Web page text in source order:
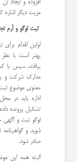
افزوده و ایجاد
مزیت دیگر اشاره
ثبت لوگو و آرم
اولین اقدام
بهتر است با
بیافتد. سپس با
مدارک شرکت و
معنوی موضوع ثبت
اداره باید در
تشکیل پرونده
لوگو ثبت و اگهی
شوید و
صادر شود.
البته همه این